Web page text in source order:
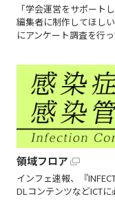
「学会運営をサポート
編集者に制作してほし
にアンケート調査を行
領域フロア
インフェ速報、『
DLコンテンツなどICTに